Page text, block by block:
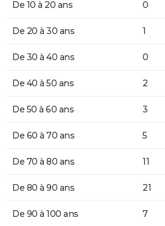
De 10 à 20 ans 0
De 20 à 30 ans 1
De 30 à 40 ans 0
De 40 à 50 ans 2
De 50 à 60 ans 3
De 60 à 70 ans 5
De 70 à 80 ans 11
De 80 à 90 ans 21
De 90 à 100 ans 7